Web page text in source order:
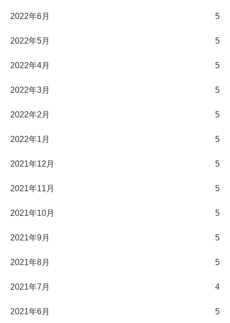
2022年6月 5
2022年5月 5
2022年4月 5
2022年3月 5
2022年2月 5
2022年1月 5
2021年12月 5
2021年11月 5
2021年10月 5
2021年9月 5
2021年8月 5
2021年7月 4
2021年6月 5